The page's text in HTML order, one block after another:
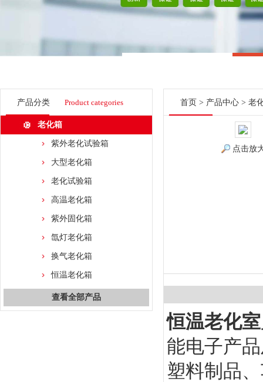
产品分类 Product categories
老化箱
紫外老化试验箱
大型老化箱
老化试验箱
高温老化箱
紫外固化箱
氙灯老化箱
换气老化箱
恒温老化箱
查看全部产品
首页 > 产品中心 > 老
点击放
恒温老化室
能电子产
塑料制品